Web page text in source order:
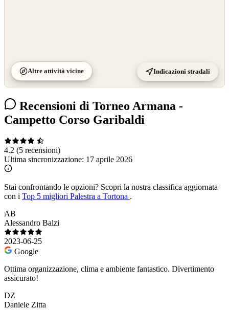
Altre attività vicine Indicazioni stradali
Recensioni di Torneo Armana -
Campetto Corso Garibaldi
4.2 (5 recensioni)
Ultima sincronizzazione: 17 aprile 2026
Stai confrontando le opzioni? Scopri la nostra classifica aggiornata
con i Top 5 migliori Palestra a Tortona .
AB
Alessandro Balzi
2023-06-25
Google
Ottima organizzazione, clima e ambiente fantastico. Divertimento
assicurato!
DZ
Daniele Zitta